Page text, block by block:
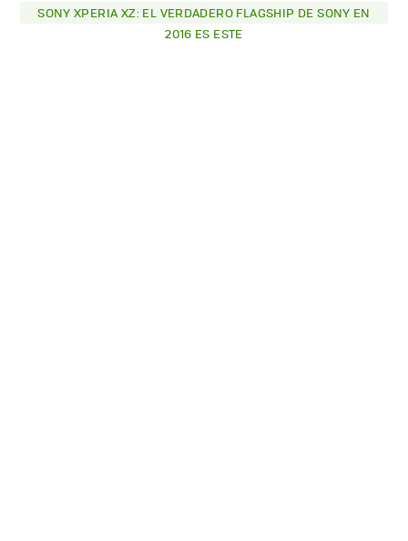
SONY XPERIA XZ: EL VERDADERO FLAGSHIP DE SONY EN
2016 ES ESTE